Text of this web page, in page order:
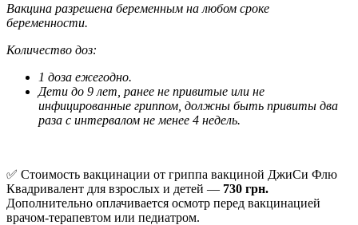
Вакцина разрешена беременным на любом сроке
беременности.
Количество доз:
1 доза ежегодно.
Дети до 9 лет, ранее не привитые или не
инфицированные гриппом, должны быть привиты два
раза с интервалом не менее 4 недель.
✅ Стоимость вакцинации от гриппа вакциной ДжиСи Флю
Квадривалент для взрослых и детей ― 730 грн.
Дополнительно оплачивается осмотр перед вакцинацией
врачом-терапевтом или педиатром.